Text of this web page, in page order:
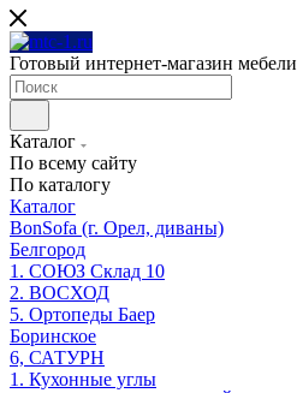
Готовый интернет-магазин мебели
Каталог
По всему сайту
По каталогу
Каталог
BonSofa (г. Орел, диваны)
Белгород
1. СОЮЗ Склад 10
2. ВОСХОД
5. Ортопеды Баер
Боринское
6, САТУРН
1. Кухонные углы